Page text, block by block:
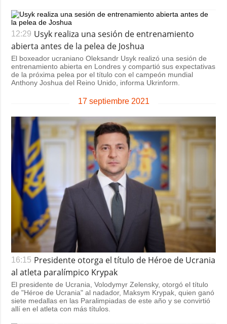
12:29 Usyk realiza una sesión de entrenamiento
abierta antes de la pelea de Joshua
El boxeador ucraniano Oleksandr Usyk realizó una sesión de
entrenamiento abierta en Londres y compartió sus expectativas
de la próxima pelea por el título con el campeón mundial
Anthony Joshua del Reino Unido, informa Ukrinform.
17 septiembre 2021
16:15 Presidente otorga el título de Héroe de Ucrania
al atleta paralímpico Krypak
El presidente de Ucrania, Volodymyr Zelensky, otorgó el título
de "Héroe de Ucrania" al nadador, Maksym Krypak, quien ganó
siete medallas en las Paralimpiadas de este año y se convirtió
allí en el atleta con más títulos.